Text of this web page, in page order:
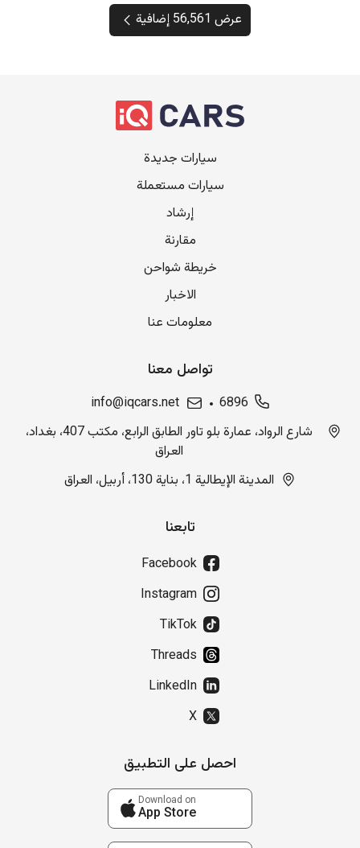
عرض 56,561 إضافية
سيارات جديدة
سيارات مستعملة
إرشاد
مقارنة
خريطة شواحن
الاخبار
معلومات عنا
تواصل معنا
6896
info@iqcars.net
شارع الرواد، عمارة بلو تاور الطابق الرابع، مكتب 407، بغداد،
العراق
المدينة الإيطالية 1، بناية 130، أربيل، العراق
تابعنا
Facebook
Instagram
TikTok
Threads
LinkedIn
X
احصل على التطبيق
Download on
App Store